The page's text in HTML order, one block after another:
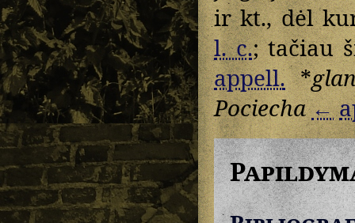
ir kt., dėl
l. c.; tačiau
appell.*
Pociecha←